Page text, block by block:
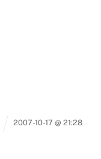
2007-10-17 @ 21:28